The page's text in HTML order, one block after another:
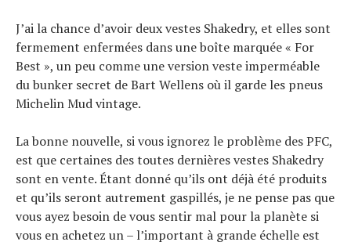
J’ai la chance d’avoir deux vestes Shakedry, et elles sont
fermement enfermées dans une boîte marquée « For
Best », un peu comme une version veste imperméable
du bunker secret de Bart Wellens où il garde les pneus
Michelin Mud vintage.
La bonne nouvelle, si vous ignorez le problème des PFC,
est que certaines des toutes dernières vestes Shakedry
sont en vente. Étant donné qu’ils ont déjà été produits
et qu’ils seront autrement gaspillés, je ne pense pas que
vous ayez besoin de vous sentir mal pour la planète si
vous en achetez un – l’important à grande échelle est